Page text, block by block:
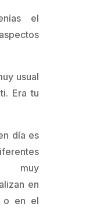
el
usual
Era tu
día es
muy
en
o en el